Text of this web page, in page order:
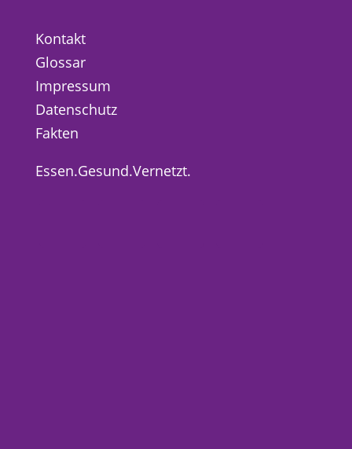
Kontakt
Glossar
Impressum
Datenschutz
Fakten
Essen.Gesund.Vernetzt.